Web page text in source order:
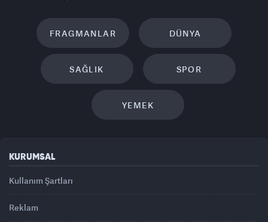
FRAGMANLAR DÜNYA
SAĞLIK SPOR
YEMEK
KURUMSAL
Kullanım Şartları
Reklam